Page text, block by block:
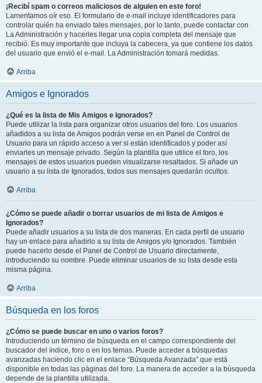
¡Recibí spam o correos maliciosos de alguien en este foro!
Lamentamos oír eso. El formulario de e-mail incluye identificadores para
controlar quién ha enviado tales mensajes, por lo tanto, puede contactar con
La Administración y hacerles llegar una copia completa del mensaje que
recibió. Es muy importante que incluya la cabecera, ya que contiene los datos
del usuario que envió el e-mail. La Administración tomará medidas.
Arriba
Amigos e Ignorados
¿Qué es la lista de Mis Amigos e Ignorados?
Puede utilizar la lista para organizar otros usuarios del foro. Los usuarios
añadidos a su lista de Amigos podrán verse en en Panel de Control de
Usuario para un rápido acceso a ver si están identificados y poder así
enviarles un mensaje privado. Según la plantilla que utilice el foro, los
mensajes de estos usuarios pueden visualizarse resaltados. Si añade un
usuario a su lista de Ignorados, todos sus mensajes quedarán ocultos.
Arriba
¿Cómo se puede añadir o borrar usuarios de mi lista de Amigos e
Ignorados?
Puede añadir usuarios a su lista de dos maneras. En cada perfil de usuario
hay un enlace para añadirlo a su lista de Amigos y/o Ignorados. También
puede hacerlo desde el Panel de Control de Usuario directamente,
introduciendo su nombre. Puede eliminar usuarios de su lista desde esta
misma página.
Arriba
Búsqueda en los foros
¿Cómo se puede buscar en uno o varios foros?
Introduciendo un término de búsqueda en el campo correspondiente del
buscador del índice, foro o en los temas. Puede acceder a búsquedas
avanzadas haciendo clic en el enlace “Búsqueda Avanzada” que está
disponible en todas las páginas del foro. La manera de acceder a la búsqueda
depende de la plantilla utilizada.